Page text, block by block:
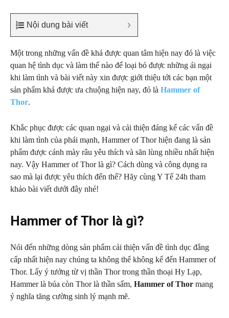
Nội dung bài viết
Một trong những vấn đề khá được quan tâm hiện nay đó là việc
quan hệ tình dục và làm thế nào để loại bỏ được những ái ngại
khi làm tình và bài viết này xin được giới thiệu tới các bạn một
sản phẩm khá được ưa chuộng hiện nay, đó là Hammer of
Thor.
Khắc phục được các quan ngại và cải thiện đáng kể các vấn đề
khi làm tình của phái mạnh, Hammer of Thor hiện đang là sản
phẩm được cánh mày râu yêu thích và săn lùng nhiều nhất hiện
nay. Vậy Hammer of Thor là gì? Cách dùng và công dụng ra
sao mà lại được yêu thích đến thế? Hãy cùng Y Tế 24h tham
khảo bài viết dưới đây nhé!
Hammer of Thor là gì?
Nói đến những dòng sản phẩm cải thiện vấn đề tình dục đẳng
cấp nhất hiện nay chúng ta không thể không kể đến Hammer of
Thor. Lấy ý tưởng từ vị thần Thor trong thần thoại Hy Lạp,
Hammer là búa còn Thor là thần sấm, Hammer of Thor mang
ý nghĩa tăng cường sinh lý mạnh mẽ.